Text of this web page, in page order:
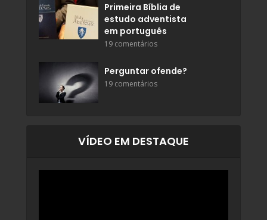
Primeira Bíblia de
estudo adventista
em português
19 comentários
Perguntar ofende?
19 comentários
VÍDEO EM DESTAQUE